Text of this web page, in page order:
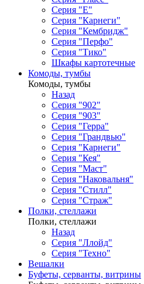
Серия "Е"
Серия "Карнеги"
Серия "Кембридж"
Серия "Перфо"
Серия "Тико"
Шкафы картотечные
Комоды, тумбы
Комоды, тумбы
Назад
Серия "902"
Серия "903"
Серия "Герра"
Серия "Грандвью"
Серия "Карнеги"
Серия "Кея"
Серия "Маст"
Серия "Наковальня"
Серия "Стилл"
Серия "Страж"
Полки, стеллажи
Полки, стеллажи
Назад
Серия "Ллойд"
Серия "Техно"
Вешалки
Буфеты, серванты, витрины